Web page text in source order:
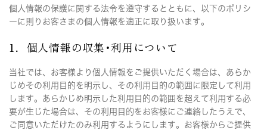
個人情報の保護に関する法令を遵守するとともに、以下のポリシ
ーに則りお客さまの個人情報を適正に取り扱います。
1．個人情報の収集･利用について
当社では、お客様より個人情報をご提供いただく場合は、あらか
じめその利用目的を明示し、その利用目的の範囲に限定して利用
します。あらかじめ明示した利用目的の範囲を超えて利用する必
要が生じた場合は、その利用目的をお客様にご連絡したうえで、
ご同意いただけたのみ利用するようにします。お客様からご提供